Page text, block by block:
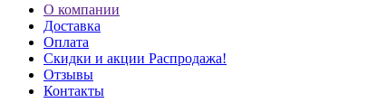
О компании
Доставка
Оплата
Скидки и акции Распродажа!
Отзывы
Контакты